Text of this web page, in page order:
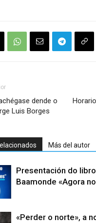
dende o
Luis Borges
Más del autor
Presentación do
Baamonde «Agora
«Perder o norte», a